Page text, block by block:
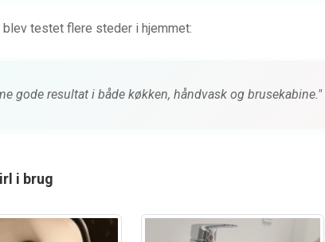
blev testet flere steder i hjemmet:
gode resultat i både køkken, håndvask og brusekabine."
i brug